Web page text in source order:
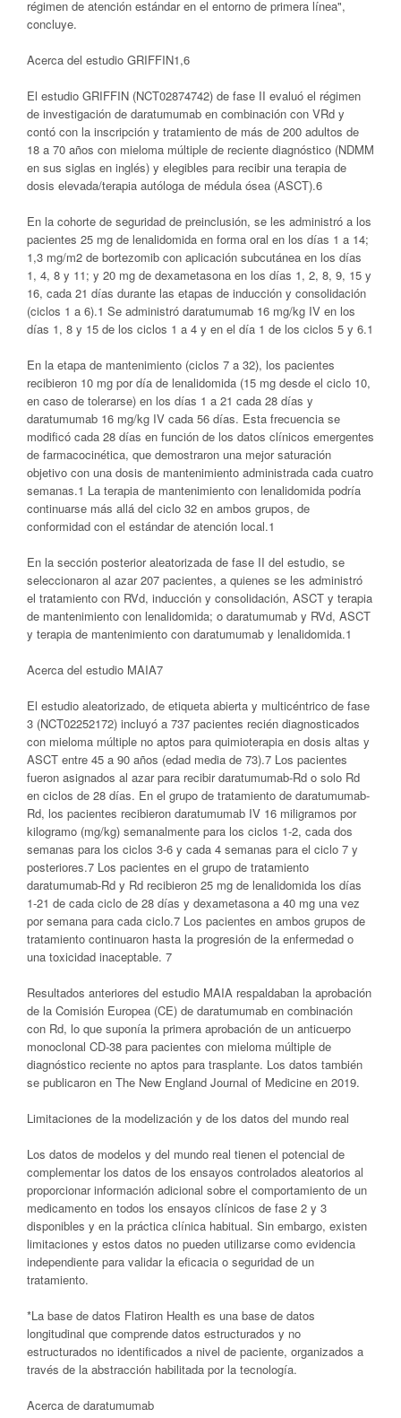
régimen de atención estándar en el entorno de primera línea",
concluye.
Acerca del estudio GRIFFIN1,6
El estudio GRIFFIN (NCT02874742) de fase II evaluó el régimen
de investigación de daratumumab en combinación con VRd y
contó con la inscripción y tratamiento de más de 200 adultos de
18 a 70 años con mieloma múltiple de reciente diagnóstico (NDMM
en sus siglas en inglés) y elegibles para recibir una terapia de
dosis elevada/terapia autóloga de médula ósea (ASCT).6
En la cohorte de seguridad de preinclusión, se les administró a los
pacientes 25 mg de lenalidomida en forma oral en los días 1 a 14;
1,3 mg/m2 de bortezomib con aplicación subcutánea en los días
1, 4, 8 y 11; y 20 mg de dexametasona en los días 1, 2, 8, 9, 15 y
16, cada 21 días durante las etapas de inducción y consolidación
(ciclos 1 a 6).1 Se administró daratumumab 16 mg/kg IV en los
días 1, 8 y 15 de los ciclos 1 a 4 y en el día 1 de los ciclos 5 y 6.1
En la etapa de mantenimiento (ciclos 7 a 32), los pacientes
recibieron 10 mg por día de lenalidomida (15 mg desde el ciclo 10,
en caso de tolerarse) en los días 1 a 21 cada 28 días y
daratumumab 16 mg/kg IV cada 56 días. Esta frecuencia se
modificó cada 28 días en función de los datos clínicos emergentes
de farmacocinética, que demostraron una mejor saturación
objetivo con una dosis de mantenimiento administrada cada cuatro
semanas.1 La terapia de mantenimiento con lenalidomida podría
continuarse más allá del ciclo 32 en ambos grupos, de
conformidad con el estándar de atención local.1
En la sección posterior aleatorizada de fase II del estudio, se
seleccionaron al azar 207 pacientes, a quienes se les administró
el tratamiento con RVd, inducción y consolidación, ASCT y terapia
de mantenimiento con lenalidomida; o daratumumab y RVd, ASCT
y terapia de mantenimiento con daratumumab y lenalidomida.1
Acerca del estudio MAIA7
El estudio aleatorizado, de etiqueta abierta y multicéntrico de fase
3 (NCT02252172) incluyó a 737 pacientes recién diagnosticados
con mieloma múltiple no aptos para quimioterapia en dosis altas y
ASCT entre 45 a 90 años (edad media de 73).7 Los pacientes
fueron asignados al azar para recibir daratumumab-Rd o solo Rd
en ciclos de 28 días. En el grupo de tratamiento de daratumumab-
Rd, los pacientes recibieron daratumumab IV 16 miligramos por
kilogramo (mg/kg) semanalmente para los ciclos 1-2, cada dos
semanas para los ciclos 3-6 y cada 4 semanas para el ciclo 7 y
posteriores.7 Los pacientes en el grupo de tratamiento
daratumumab-Rd y Rd recibieron 25 mg de lenalidomida los días
1-21 de cada ciclo de 28 días y dexametasona a 40 mg una vez
por semana para cada ciclo.7 Los pacientes en ambos grupos de
tratamiento continuaron hasta la progresión de la enfermedad o
una toxicidad inaceptable. 7
Resultados anteriores del estudio MAIA respaldaban la aprobación
de la Comisión Europea (CE) de daratumumab en combinación
con Rd, lo que suponía la primera aprobación de un anticuerpo
monoclonal CD-38 para pacientes con mieloma múltiple de
diagnóstico reciente no aptos para trasplante. Los datos también
se publicaron en The New England Journal of Medicine en 2019.
Limitaciones de la modelización y de los datos del mundo real
Los datos de modelos y del mundo real tienen el potencial de
complementar los datos de los ensayos controlados aleatorios al
proporcionar información adicional sobre el comportamiento de un
medicamento en todos los ensayos clínicos de fase 2 y 3
disponibles y en la práctica clínica habitual. Sin embargo, existen
limitaciones y estos datos no pueden utilizarse como evidencia
independiente para validar la eficacia o seguridad de un
tratamiento.
*La base de datos Flatiron Health es una base de datos
longitudinal que comprende datos estructurados y no
estructurados no identificados a nivel de paciente, organizados a
través de la abstracción habilitada por la tecnología.
Acerca de daratumumab